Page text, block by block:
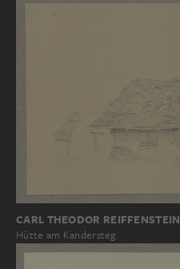
CARL THEODOR REIFFENSTEIN
Hütte am Kandersteg